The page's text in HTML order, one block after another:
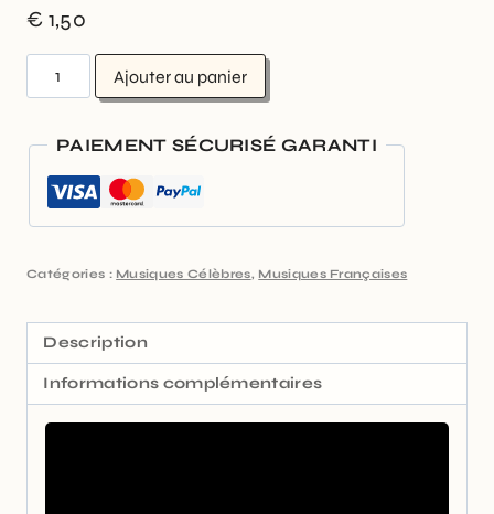
€ 1,50
Ajouter au panier
PAIEMENT SÉCURISÉ GARANTI
Catégories : Musiques Célèbres, Musiques Françaises
Description
Informations complémentaires